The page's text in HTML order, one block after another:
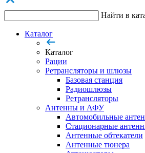
Найти в
Каталог
Каталог
Рации
Ретрансляторы и шлюзы
Базовая станция
Радиошлюзы
Ретрансляторы
Антенны и АФУ
Автомобильные
Стационарные
Антенные обтекатели
Антенные тюнера